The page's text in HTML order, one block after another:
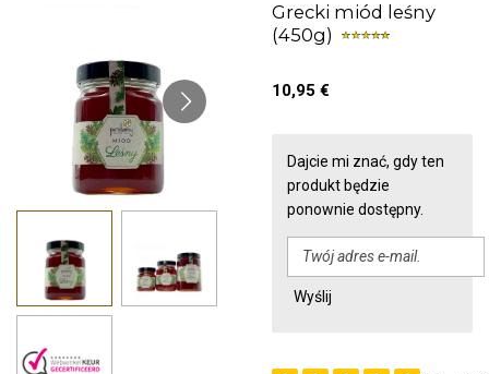
Grecki miód leśny
(450g)
10,95 €
Dajcie mi znać, gdy ten
produkt będzie
ponownie dostępny.
Wyślij